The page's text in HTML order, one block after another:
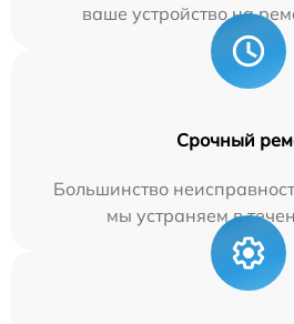
ваше устройство на
Срочный
Большинство
мы устраняем в